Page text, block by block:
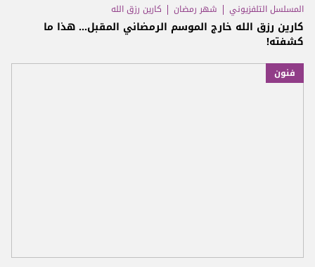
المسلسل التلفزيوني شهر رمضان كارين رزق الله
كارين رزق الله خارج الموسم الرمضاني المقبل... هذا ما
كشفته!
فنون